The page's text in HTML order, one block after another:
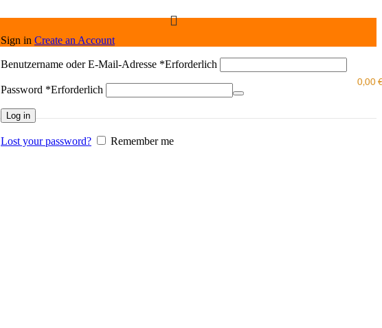
Sign in Create an Account
Benutzername oder E-Mail-Adresse *Erforderlich
Password *Erforderlich
Log in
Lost your password? Remember me
0,00